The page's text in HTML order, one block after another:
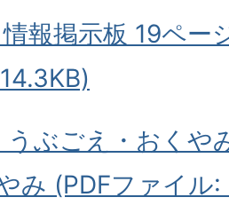
報掲示板 19ペー
ぶごえ・おくや
み (PDFファイル: